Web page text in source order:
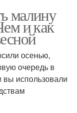
малину
и как
осенью,
очередь в
вы использовали